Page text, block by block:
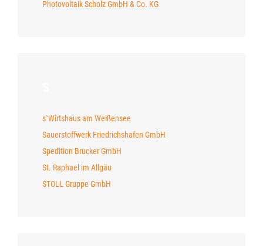
Photovoltaik Scholz GmbH & Co. KG
s`Wirtshaus am Weißensee
Sauerstoffwerk Friedrichshafen GmbH
Spedition Brucker GmbH
St. Raphael im Allgäu
STOLL Gruppe GmbH